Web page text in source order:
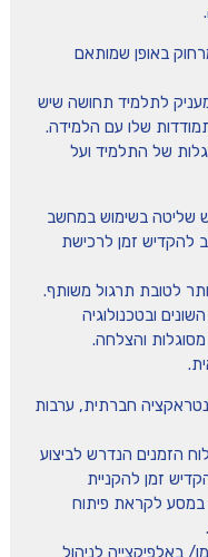
באופן שמותאם
לתלמיד תחושה שיש
שלו עם הלמידה.
של התלמיד ועל
בשימוש במחשב
זמן לרכישת
לטובת תרגול משותף.
ובטכנולוגיה
והצלחה.
חברתית, ערבות
הנדרש לביצוע
זמן להקניית
לקראת פיתוח
לניהול